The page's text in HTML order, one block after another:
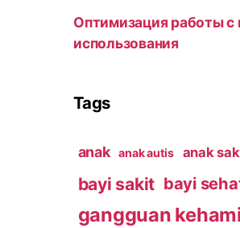
Оптимизация работы с
использования
Tags
anak anak autis anak
bayi sakit bayi
gangguan